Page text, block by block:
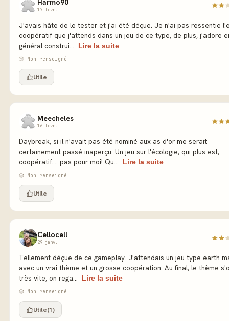
Harmo90
17 févr.
J'avais hâte de le tester et j'ai été déçue. Je n'ai pas ressentie
coopératif que j'attends dans un jeu de ce type, de plus, j'adore
général construi...
Lire la suite
🎲 Non renseigné
Utile
Meecheles
16 févr.
Daybreak, si il n'avait pas été nominé aux as d'or me serait
certainement passé inaperçu. Un jeu sur l'écologie, qui plus est,
coopératif.... pas pour moi! Qu...
Lire la suite
🎲 Non renseigné
Utile
Cellocell
29 janv.
Tellement déçue de ce gameplay. J'attendais un jeu type earth
avec un vrai thème et un grosse coopération. Au final, le thème
très vite, on rega...
Lire la suite
🎲 Non renseigné
Utile(1)